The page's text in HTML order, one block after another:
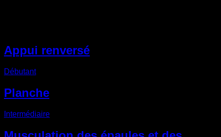
Appui renversé
Débutant
Planche
Intermédiaire